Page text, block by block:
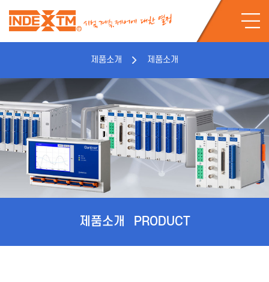
제품소개 제품소개
제품소개 PRODUCT